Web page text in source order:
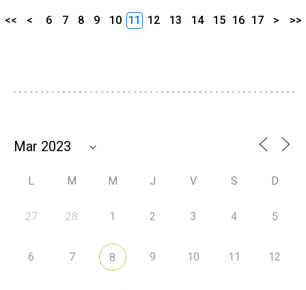
<< < 6 7 8 9 10 11 12 13 14 15 16 17 > >>
L M M J V S D
27 28 1 2 3 4 5
6 7 8 9 10 11 12